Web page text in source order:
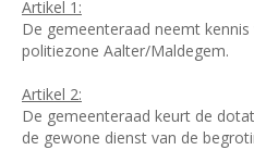
Artikel 1:
De gemeenteraad neemt
politiezone Aalter/Maldegem.
Artikel 2:
De gemeenteraad keurt de
de gewone dienst van de